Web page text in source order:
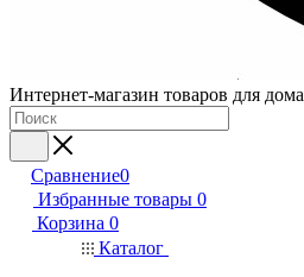
Интернет-магазин товаров для дома
Сравнение0
Избранные товары 0
Корзина 0
Каталог